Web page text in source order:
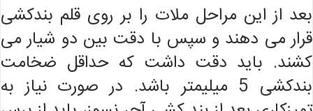
بعد از این مراحل ملات را بر روی قلم بندکشی
قرار می دهند و سپس با دقت بین دو شیار می
کشند. باید دقت داشت که حداقل ضخامت
بندکشی 5 میلیمتر باشد. در صورت نیاز به